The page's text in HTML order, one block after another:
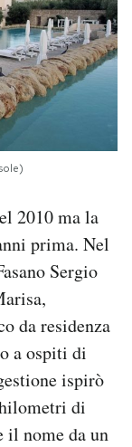
2010 ma la
prima. Nel
Sergio
da residenza
a ospiti di
ispirò
di
il nome da un